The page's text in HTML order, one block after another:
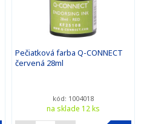
Pečiatková farba Q-CONNECT
červená 28ml
kód: 1004018
na sklade 12 ks